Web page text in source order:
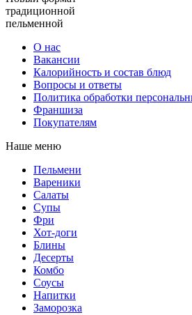
традиционной
пельменной
О нас
Вакансии
Калорийность и состав блюд
Вопросы и ответы
Политика обработки
Франшиза
Покупателям
Наше меню
Пельмени
Вареники
Салаты
Супы
Фри
Хот-доги
Блины
Десерты
Комбо
Соусы
Напитки
Заморозка